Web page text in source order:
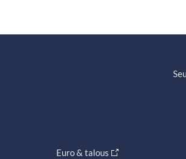
Euro & talous